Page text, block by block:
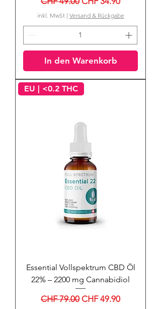
inkl. MwSt| Versand & Rückgabe
In den Warenkorb
EU | <0.2 THC
Essential Vollspektrum CBD Öl
22% – 2200 mg Cannabidiol
Standardpreis
CHF 79.00 Sale-Preis
CHF 49.90